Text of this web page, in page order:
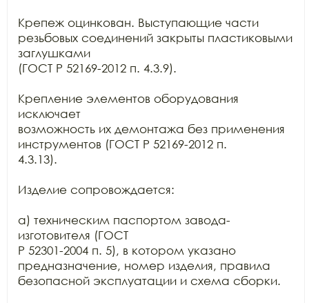
Крепеж оцинкован. Выступающие части
резьбовых соединений закрыты пластиковыми
заглушками
(ГОСТ Р 52169-2012 п. 4.3.9).
Крепление элементов оборудования
исключает
возможность их демонтажа без применения
инструментов (ГОСТ Р 52169-2012 п.
4.3.13).
Изделие сопровождается:
а) техническим паспортом завода-
изготовителя (ГОСТ
Р 52301-2004 п. 5), в котором указано
предназначение, номер изделия, правила
безопасной эксплуатации и схема сборки.